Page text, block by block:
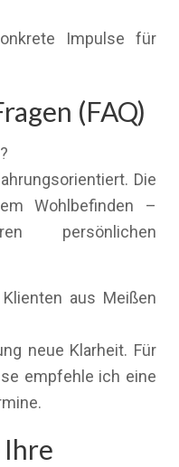
Impulse für
(FAQ)
Die
Wohlbefinden –
persönlichen
aus Meißen
neue Klarheit. Für
empfehle ich eine
Ihre